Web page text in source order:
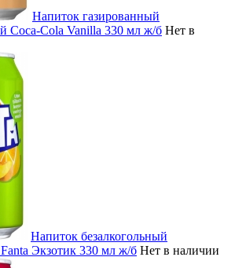
Напиток газированный
Coca-Cola Vanilla 330 мл ж/б Нет в
Напиток безалкогольный
Экзотик 330 мл ж/б Нет в наличии